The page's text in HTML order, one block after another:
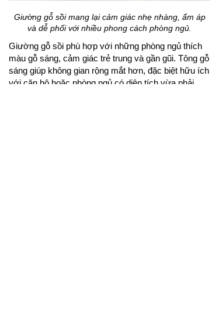
Giường gỗ sồi mang lại cảm giác nhẹ nhàng, ấm áp
và dễ phối với nhiều phong cách phòng ngủ.
Giường gỗ sồi phù hợp với những phòng ngủ thích
màu gỗ sáng, cảm giác trẻ trung và gần gũi. Tông gỗ
sáng giúp không gian rộng mắt hơn, đặc biệt hữu ích
với căn hộ hoặc phòng ngủ có diện tích vừa phải.